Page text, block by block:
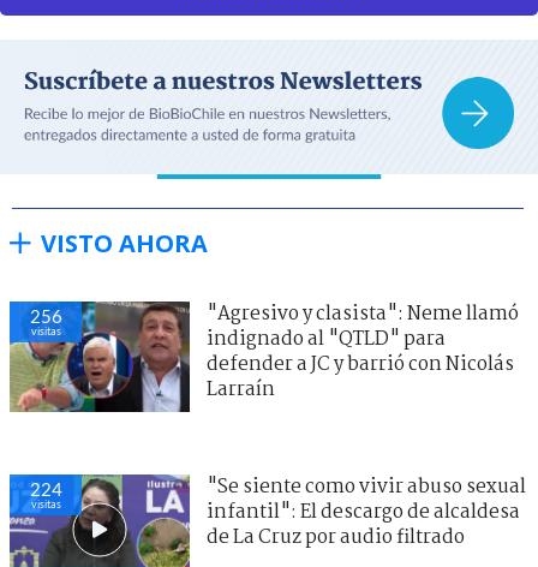
VISTO AHORA
256
visitas
"Agresivo y clasista": Neme llamó
indignado al "QTLD" para
defender a JC y barrió con Nicolás
Larraín
224
visitas
"Se siente como vivir abuso sexual
infantil": El descargo de alcaldesa
de La Cruz por audio filtrado